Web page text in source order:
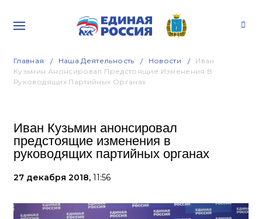
Главная Наша Деятельность Новости
Иван
Кузьмин Анонсировал Предстоящие Изменения В
Руководящих Партийных Органах
Иван Кузьмин анонсировал
предстоящие изменения в
руководящих партийных органах
27 декабря 2018, 11:56